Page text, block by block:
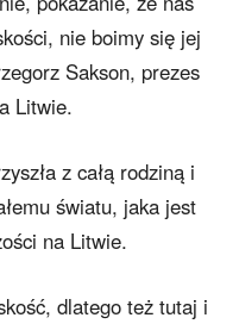
nie boimy się jej
Sakson, prezes
Litwie.
z całą rodziną i
światu, jaka jest
na Litwie.
dlatego też tutaj i